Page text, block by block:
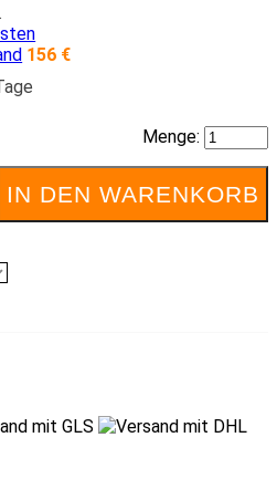
156 €
Menge:
IN DEN WARENKORB